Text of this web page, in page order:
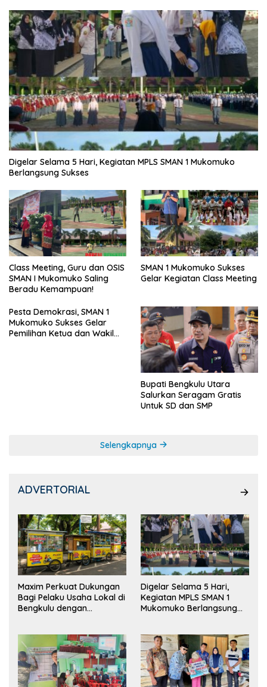
Digelar Selama 5 Hari, Kegiatan MPLS SMAN 1 Mukomuko
Berlangsung Sukses
Class Meeting, Guru dan OSIS
SMAN I Mukomuko Saling
Beradu Kemampuan!
SMAN 1 Mukomuko Sukses
Gelar Kegiatan Class Meeting
Pesta Demokrasi, SMAN 1
Mukomuko Sukses Gelar
Pemilihan Ketua dan Wakil
Bupati Bengkulu Utara
Salurkan Seragam Gratis
Untuk SD dan SMP
Selengkapnya
ADVERTORIAL
Maxim Perkuat Dukungan
Bagi Pelaku Usaha Lokal di
Bengkulu dengan
Pasar
Digelar Selama 5 Hari,
Kegiatan MPLS SMAN 1
Mukomuko Berlangsung